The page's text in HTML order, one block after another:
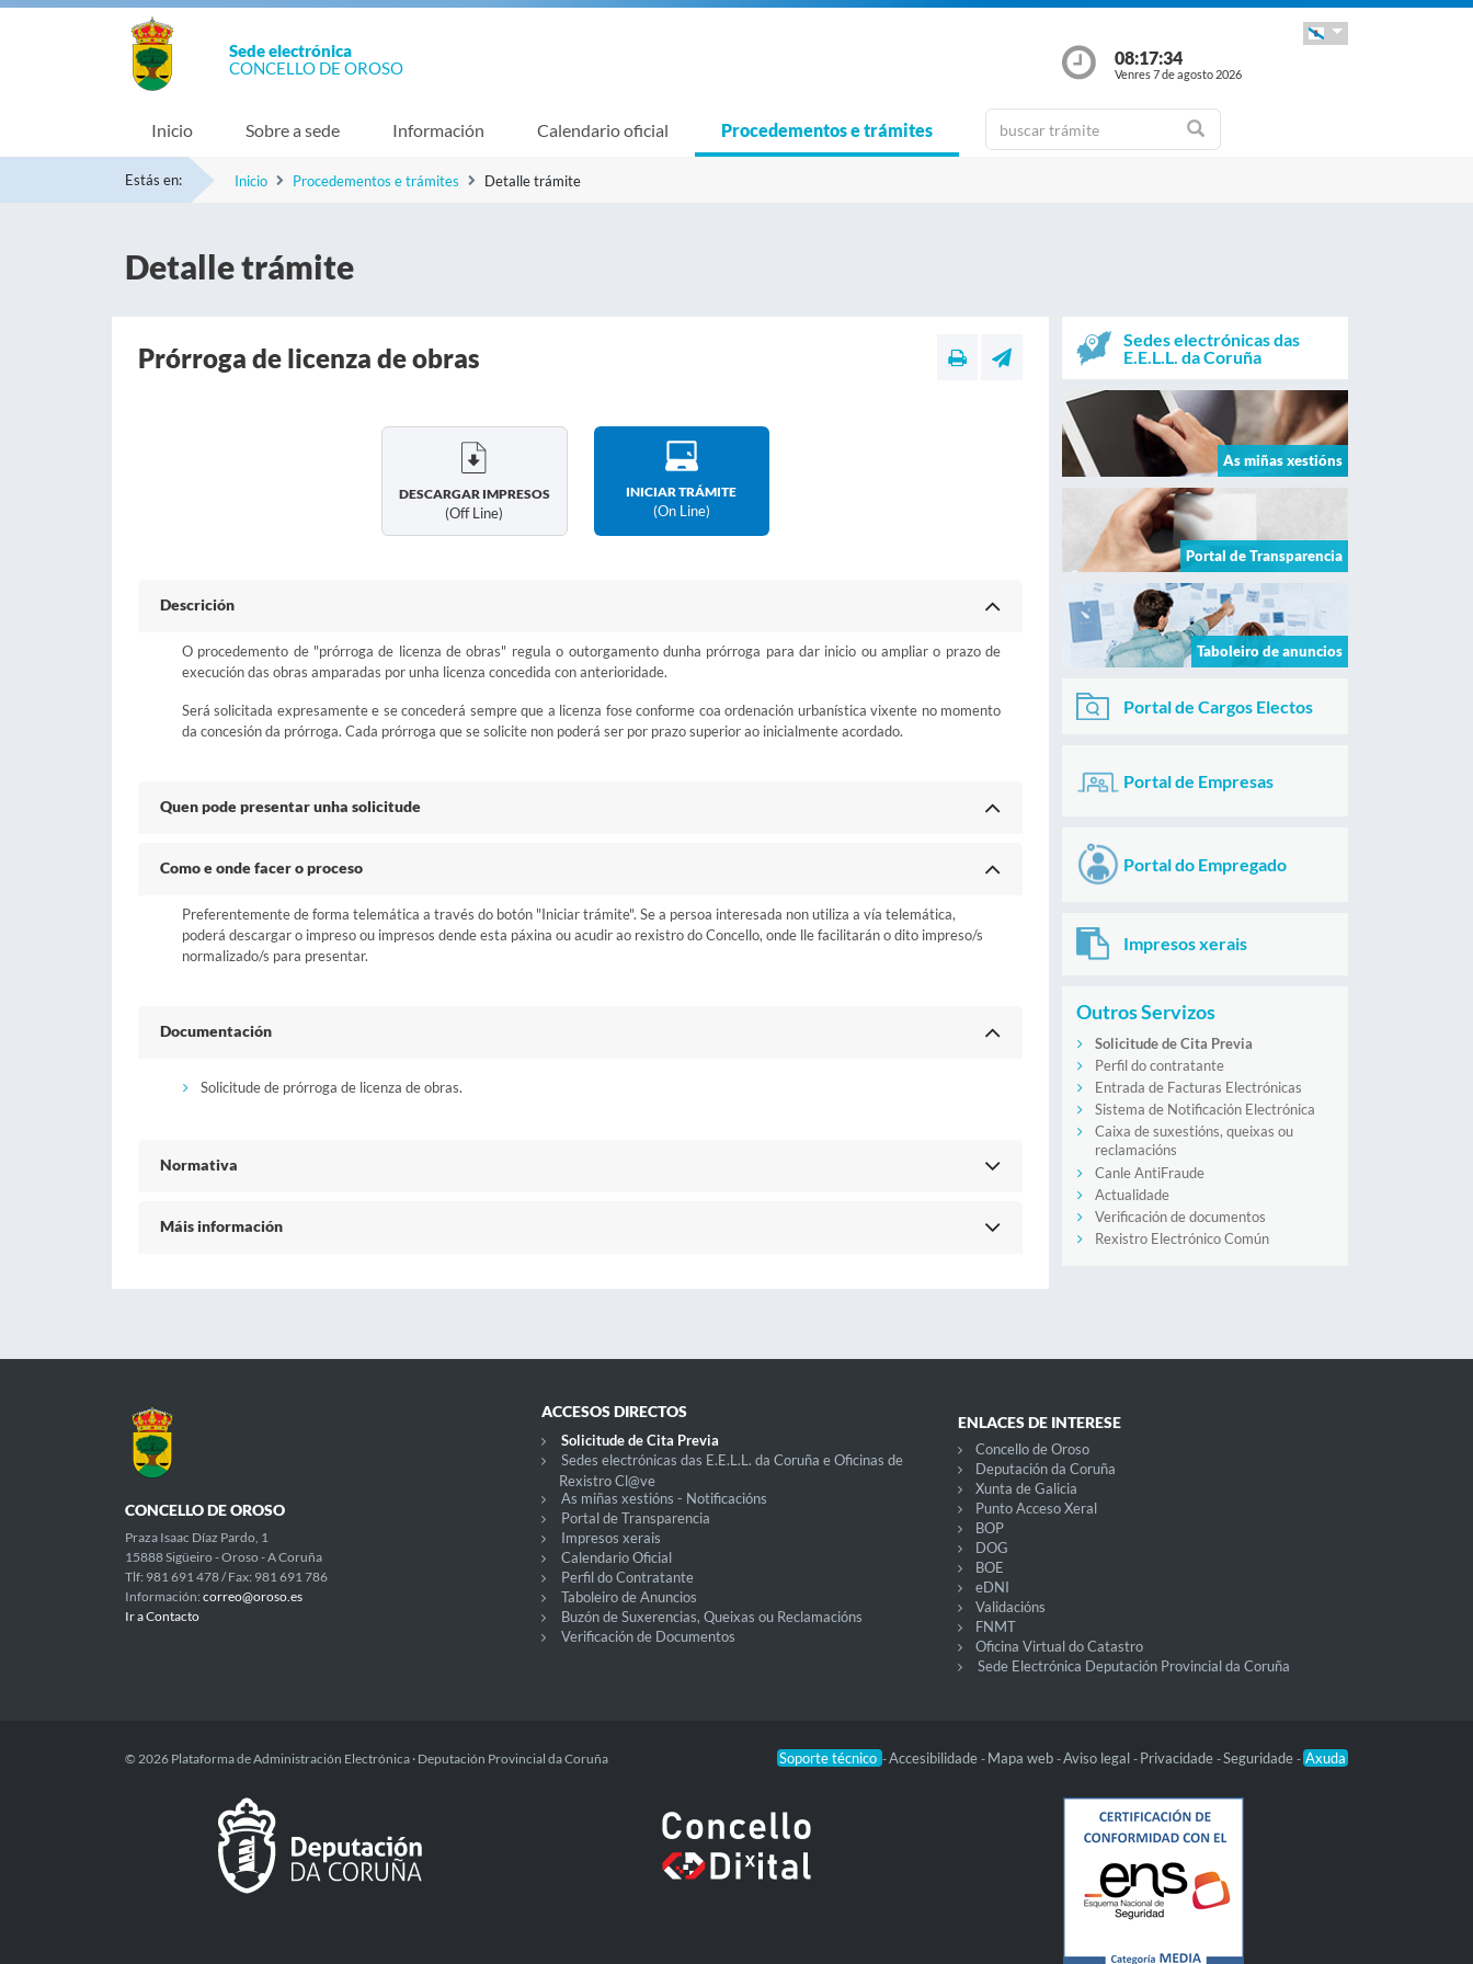
Sede electrónica
CONCELLO DE OROSO
08:17:35
Venres 7 de agosto 2026
Inicio Sobre a sede Información Calendario oficial Procedementos e trámites
Estás en: Inicio Procedementos e trámites Detalle trámite
Detalle trámite
Prórroga de licenza de obras
DESCARGAR IMPRESOS
(off Line)
INICIAR TRÁMITE
(on Line)
Descrición
O procedemento de "prórroga de licenza de obras" regula o outorgamento dunha prórroga para dar inicio ou ampliar o prazo de
execución das obras amparadas por unha licenza concedida con anterioridade.
Será solicitada expresamente e se concederá sempre que a licenza fose conforme coa ordenación urbanística vixente no momento
da concesión da prórroga. Cada prórroga que se solicite non poderá ser por prazo superior ao inicialmente acordado.
Quen pode presentar unha solicitude
Como e onde facer o proceso
Preferentemente de forma telemática a través do botón "Iniciar trámite". Se a persoa interesada non utiliza a vía telemática,
poderá descargar o impreso ou impresos dende esta páxina ou acudir ao rexistro do Concello, onde lle facilitarán o dito impreso/s
normalizado/s para presentar.
Documentación
Solicitude de prórroga de licenza de obras.
Normativa
Máis información
Sedes electrónicas das
E.E.L.L. da Coruña
As miñas xestións
Portal de Transparencia
Taboleiro de anuncios
Portal de Cargos Electos
Portal de Empresas
Portal do Empregado
Impresos xerais
Outros Servizos
Solicitude de Cita Previa
Perfil do contratante
Entrada de Facturas Electrónicas
Sistema de Notificación Electrónica
Caixa de suxestións, queixas ou
reclamacións
Canle AntiFraude
Actualidade
Verificación de documentos
Rexistro Electrónico Común
CONCELLO DE OROSO
Praza Isaac Díaz Pardo, 1
15888 Sigüeiro - Oroso - A Coruña
Tlf: 981 691 478 / Fax: 981 691 786
Información: correo@oroso.es
Ir a Contacto
ACCESOS DIRECTOS
Solicitude de Cita Previa
Sedes electrónicas das E.E.L.L. da Coruña e Oficinas de
Rexistro Cl@ve
As miñas xestións - Notificacións
Portal de Transparencia
Impresos xerais
Calendario Oficial
Perfil do Contratante
Taboleiro de Anuncios
Buzón de Suxerencias, Queixas ou Reclamacións
Verificación de Documentos
ENLACES DE INTERESE
Concello de Oroso
Deputación da Coruña
Xunta de Galicia
Punto Acceso Xeral
BOP
DOG
BOE
eDNI
Validacións
FNMT
Oficina Virtual do Catastro
Sede Electrónica Deputación Provincial da Coruña
Soporte técnico -Accesibilidade - Mapa web -Aviso legal - Privacidade -Seguridade - Axuda
© 2026 Plataforma de Administración Electrónica · Deputación Provincial da Coruña